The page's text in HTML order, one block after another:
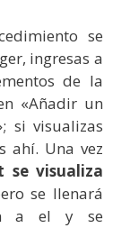
se
ingresas a
de la
«Añadir un
si visualizas
ahí. Una vez
se visualiza
se llenará
a el y se